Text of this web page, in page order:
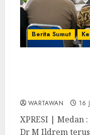
Berita Sumut
WARTAWAN 16
XPRESI | Medan
Dr M Ildrem